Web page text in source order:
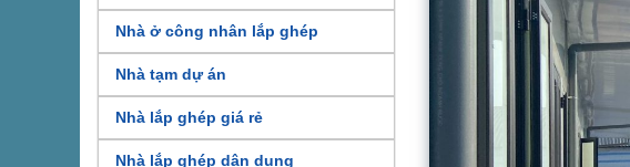
Nhà ở công nhân lắp ghép
Nhà tạm dự án
Nhà lắp ghép giá rẻ
Nhà lắp ghép dân dụng